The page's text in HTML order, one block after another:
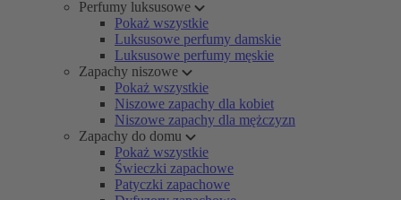
Perfumy luksusowe
Pokaż wszystkie
Luksusowe perfumy damskie
Luksusowe perfumy męskie
Zapachy niszowe
Pokaż wszystkie
Niszowe zapachy dla kobiet
Niszowe zapachy dla mężczyzn
Zapachy do domu
Pokaż wszystkie
Świeczki zapachowe
Patyczki zapachowe